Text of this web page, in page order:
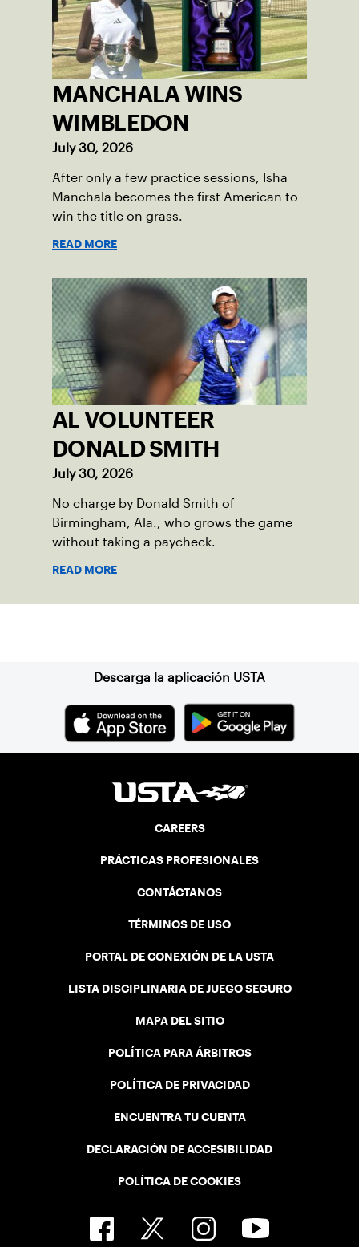
MANCHALA WINS
WIMBLEDON
July 30, 2026
After only a few practice sessions, Isha
Manchala becomes the first American to
win the title on grass.
READ MORE
AL VOLUNTEER
DONALD SMITH
July 30, 2026
No charge by Donald Smith of
Birmingham, Ala., who grows the game
without taking a paycheck.
READ MORE
Descarga la aplicación USTA
CAREERS
PRÁCTICAS PROFESIONALES
CONTÁCTANOS
TÉRMINOS DE USO
PORTAL DE CONEXIÓN DE LA USTA
LISTA DISCIPLINARIA DE JUEGO SEGURO
MAPA DEL SITIO
POLÍTICA PARA ÁRBITROS
POLÍTICA DE PRIVACIDAD
ENCUENTRA TU CUENTA
DECLARACIÓN DE ACCESIBILIDAD
POLÍTICA DE COOKIES